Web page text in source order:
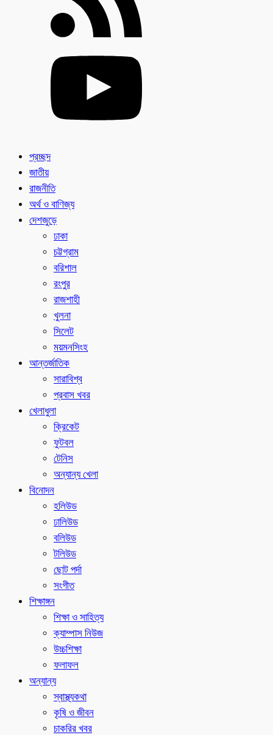
প্রচ্ছদ
জাতীয়
রাজনীতি
অর্থ ও বাণিজ্য
দেশজুড়ে
ঢাকা
চট্টগ্রাম
বরিশাল
রংপুর
রাজশাহী
খুলনা
সিলেট
ময়মনসিংহ
আন্তর্জাতিক
সারাবিশ্ব
প্রবাস খবর
খেলাধুলা
ক্রিকেট
ফুটবল
টেনিস
অন্যান্য খেলা
বিনোদন
হলিউড
ঢালিউড
বলিউড
টলিউড
ছোট পর্দা
সংগীত
শিক্ষাঙ্গন
শিক্ষা ও সাহিত্য
ক্যাম্পাস নিউজ
উচ্চশিক্ষা
ফলাফল
অন্যান্য
স্বাস্থ্যকথা
কৃষি ও জীবন
চাকরির খবর